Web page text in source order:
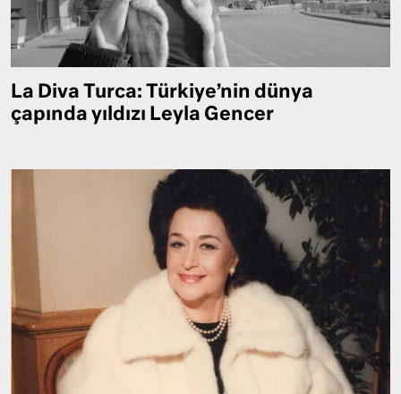
La Diva Turca: Türkiye’nin dünya
çapında yıldızı Leyla Gencer